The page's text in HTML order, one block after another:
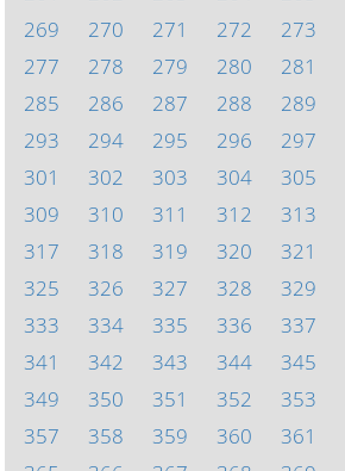
269
270 271 272 273
277
278 279 280 281
285
286 287 288 289
293
294 295 296 297
301
302 303 304 305
309
310 311 312 313
317
318 319 320 321
325
326 327 328 329
333
334 335 336 337
341
342 343 344 345
349
350 351 352 353
357
358 359 360 361